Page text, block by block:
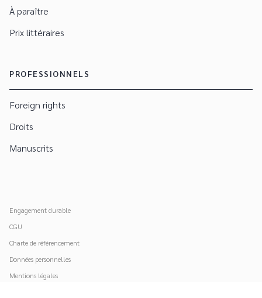
À paraître
Prix littéraires
PROFESSIONNELS
Foreign rights
Droits
Manuscrits
Engagement durable
CGU
Charte de référencement
Données personnelles
Mentions légales